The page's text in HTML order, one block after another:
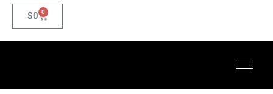
$0 0